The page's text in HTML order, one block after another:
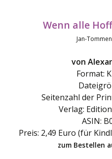
Wenn alle
Jan-
von
Format:
Seitenzahl der
Verlag:
ASIN:
Preis: 2,49 Euro (für
zum Bestellen